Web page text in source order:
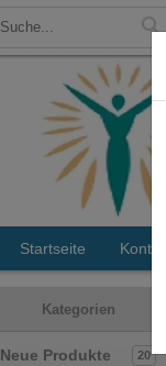
Startseite Kontakt
Kategorien
Neue Produkte 20